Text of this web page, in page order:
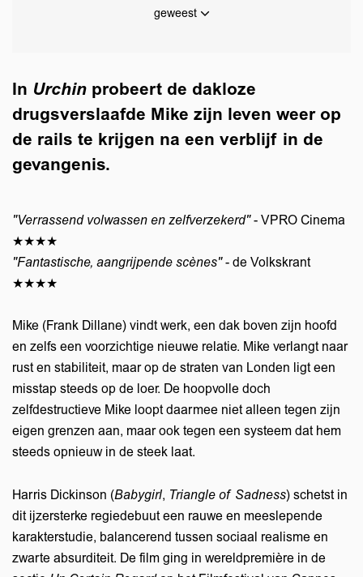
geweest
In Urchin probeert de dakloze
drugsverslaafde Mike zijn leven weer op
de rails te krijgen na een verblijf in de
gevangenis.
"Verrassend volwassen en zelfverzekerd"- VPRO Cinema
★★★★
"Fantastische, aangrijpende scènes"- de Volkskrant
★★★★
Mike (Frank Dillane) vindt werk, een dak boven zijn hoofd
en zelfs een voorzichtige nieuwe relatie. Mike verlangt naar
rust en stabiliteit, maar op de straten van Londen ligt een
misstap steeds op de loer. De hoopvolle doch
zelfdestructieve Mike loopt daarmee niet alleen tegen zijn
eigen grenzen aan, maar ook tegen een systeem dat hem
steeds opnieuw in de steek laat.
Harris Dickinson (Babygirl, Triangle of Sadness) schetst in
dit ijzersterke regiedebuut een rauwe en meeslepende
karakterstudie, balancerend tussen sociaal realisme en
zwarte absurditeit. De film ging in wereldpremière in de